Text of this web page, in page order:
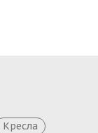
Кресла